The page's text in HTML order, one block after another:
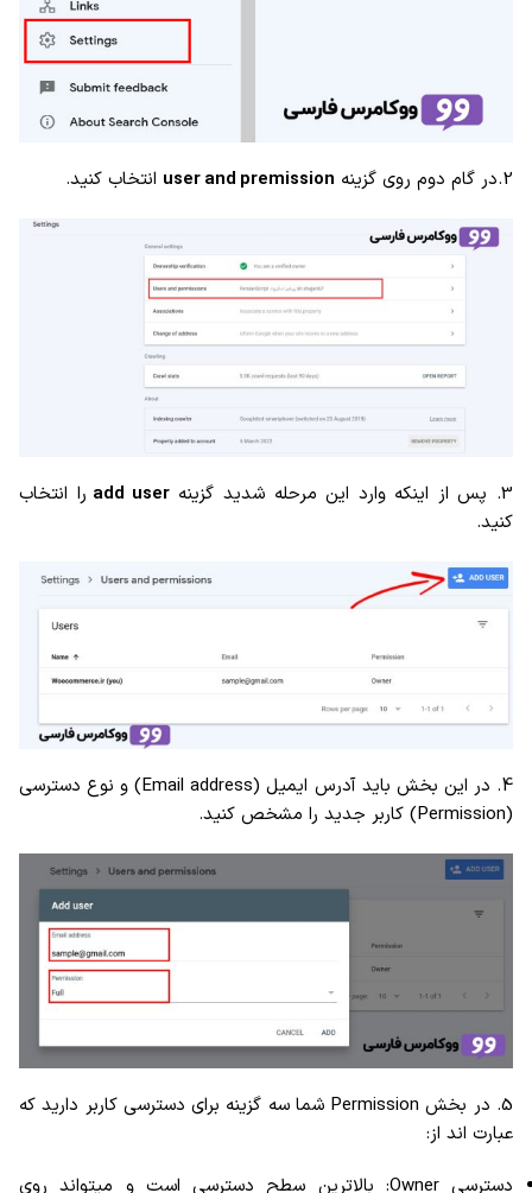
2.در گام دوم روی گزینه user and premission انتخاب کنید.
3. پس از اینکه وارد این مرحله شدید گزینه add user را انتخاب
کنید.
4. در این بخش باید آدرس ایمیل (Email address) و نوع دسترسی
(Permission) کاربر جدید را مشخص کنید.
5. در بخش Permission شما سه گزینه برای دسترسی کاربر دارید که
عبارت اند از:
دسترسی Owner: بالاترین سطح دسترسی است و میتواند روی